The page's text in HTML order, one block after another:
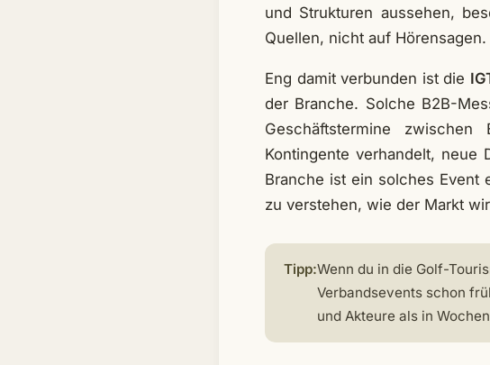
und Strukturen aussehen,
Quellen, nicht auf Hörensagen.
Eng damit verbunden ist die
der Branche. Solche B2B-
Geschäftstermine
Kontingente verhandelt, neue
Branche ist ein solches Event
zu verstehen, wie der Markt
Tipp:Wenn du in die Golf-
Verbandsevents schon
und Akteure als in